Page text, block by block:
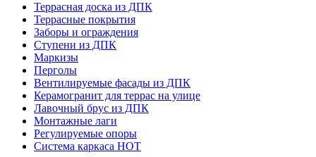
Террасная доска из ДПК
Террасные покрытия
Заборы и ограждения
Ступени из ДПК
Маркизы
Перголы
Вентилируемые фасады из ДПК
Керамогранит для террас на улице
Лавочный брус из ДПК
Монтажные лаги
Регулируемые опоры
Система каркаса НОТ